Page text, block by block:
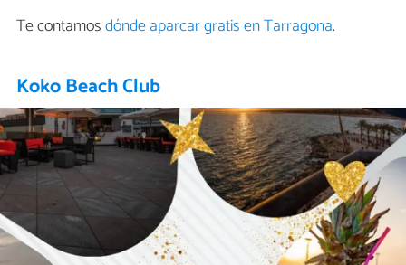
Te contamosdónde aparcar gratis en Tarragona.
Koko Beach Club